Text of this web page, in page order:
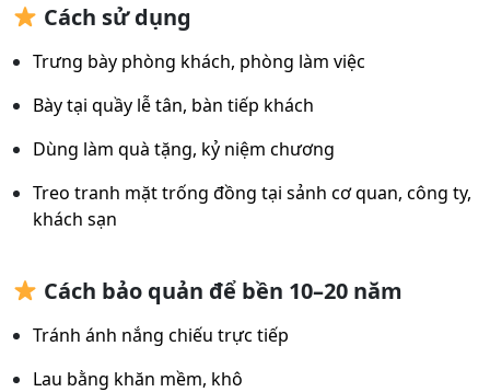
Cách sử dụng
Trưng bày phòng khách, phòng làm việc
Bày tại quầy lễ tân, bàn tiếp khách
Dùng làm quà tặng, kỷ niệm chương
Treo tranh mặt trống đồng tại sảnh cơ quan, công ty,
khách sạn
Cách bảo quản để bền 10–20 năm
Tránh ánh nắng chiếu trực tiếp
Lau bằng khăn mềm, khô